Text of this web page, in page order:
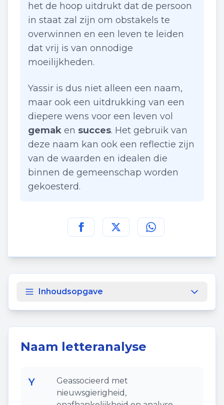
het de hoop uitdrukt dat de persoon
in staat zal zijn om obstakels te
overwinnen en een leven te leiden
dat vrij is van onnodige
moeilijkheden.
Yassir is dus niet alleen een naam,
maar ook een uitdrukking van een
diepere wens voor een leven vol
gemak en succes. Het gebruik van
deze naam kan ook een reflectie zijn
van de waarden en idealen die
binnen de gemeenschap worden
gekoesterd.
Deel deze pagina op
Deel deze pagina op
Deel deze pagina
Inhoudsopgave
Naam letteranalyse
Y
Geassocieerd met
nieuwsgierigheid,